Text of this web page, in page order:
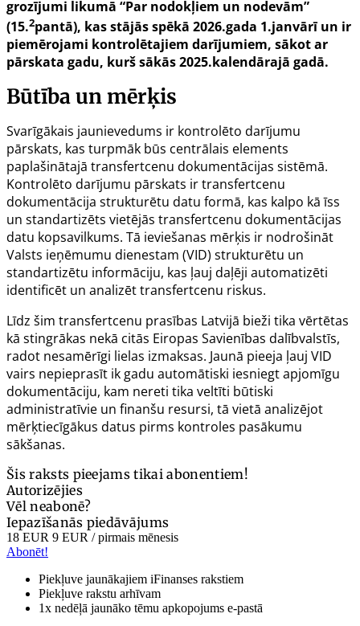
grozījumi likumā “Par nodokļiem un nodevām”
(15.2pantā), kas stājās spēkā 2026.gada 1.janvārī un ir
piemērojami kontrolētajiem darījumiem, sākot ar
pārskata gadu, kurš sākās 2025.kalendārajā gadā.
Būtība un mērķis
Svarīgākais jaunievedums ir kontrolēto darījumu
pārskats, kas turpmāk būs centrālais elements
paplašinātajā transfertcenu dokumentācijas sistēmā.
Kontrolēto darījumu pārskats ir transfertcenu
dokumentācija strukturētu datu formā, kas kalpo kā īss
un standartizēts vietējās transfertcenu dokumentācijas
datu kopsavilkums. Tā ieviešanas mērķis ir nodrošināt
Valsts ieņēmumu dienestam (VID) strukturētu un
standartizētu informāciju, kas ļauj daļēji automatizēti
identificēt un analizēt transfertcenu riskus.
Līdz šim transfertcenu prasības Latvijā bieži tika vērtētas
kā stingrākas nekā citās Eiropas Savienības dalībvalstīs,
radot nesamērīgi lielas izmaksas. Jaunā pieeja ļauj VID
vairs nepieprasīt ik gadu automātiski iesniegt apjomīgu
dokumentāciju, kam nereti tika veltīti būtiski
administratīvie un finanšu resursi, tā vietā analizējot
mērķtiecīgākus datus pirms kontroles pasākumu
sākšanas.
Šis raksts pieejams tikai abonentiem!
Autorizējies
Vēl neabonē?
Iepazīšanās piedāvājums
18 EUR 9 EUR / pirmais mēnesis
Abonēt!
Piekļuve jaunākajiem iFinanses rakstiem
Piekļuve rakstu arhīvam
1x nedēļā jaunāko tēmu apkopojums e-pastā